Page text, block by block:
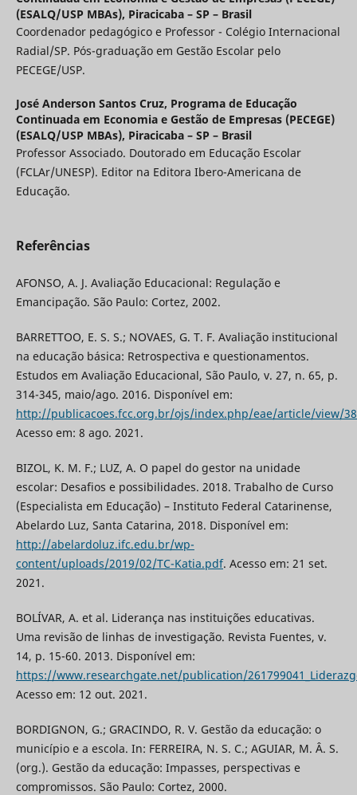
(ESALQ/USP MBAs), Piracicaba – SP – Brasil
Coordenador pedagógico e Professor - Colégio Internacional
Radial/SP. Pós-graduação em Gestão Escolar pelo
PECEGE/USP.
José Anderson Santos Cruz, Programa de Educação
Continuada em Economia e Gestão de Empresas (PECEGE)
(ESALQ/USP MBAs), Piracicaba – SP – Brasil
Professor Associado. Doutorado em Educação Escolar
(FCLAr/UNESP). Editor na Editora Ibero-Americana de
Educação.
Referências
AFONSO, A. J. Avaliação Educacional: Regulação e
Emancipação. São Paulo: Cortez, 2002.
BARRETTOO, E. S. S.; NOVAES, G. T. F. Avaliação institucional
na educação básica: Retrospectiva e questionamentos.
Estudos em Avaliação Educacional, São Paulo, v. 27, n. 65, p.
314-345, maio/ago. 2016. Disponível em:
http://publicacoes.fcc.org.br/ojs/index.php/eae/article/view/
Acesso em: 8 ago. 2021.
BIZOL, K. M. F.; LUZ, A. O papel do gestor na unidade
escolar: Desafios e possibilidades. 2018. Trabalho de Curso
(Especialista em Educação) – Instituto Federal Catarinense,
Abelardo Luz, Santa Catarina, 2018. Disponível em:
http://abelardoluz.ifc.edu.br/wp-
content/uploads/2019/02/TC-Katia.pdf. Acesso em: 21 set.
2021.
BOLÍVAR, A. et al. Liderança nas instituições educativas.
Uma revisão de linhas de investigação. Revista Fuentes, v.
14, p. 15-60. 2013. Disponível em:
https://www.researchgate.net/publication/
Acesso em: 12 out. 2021.
BORDIGNON, G.; GRACINDO, R. V. Gestão da educação: o
município e a escola. In: FERREIRA, N. S. C.; AGUIAR, M. Â. S.
(org.). Gestão da educação: Impasses, perspectivas e
compromissos. São Paulo: Cortez, 2000.